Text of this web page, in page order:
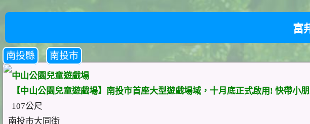
富
南投縣 南投市
中山公園兒童遊戲場
【中山公園兒童遊戲場】南投市首座大型遊戲場域，十月底正式啟用! 快帶小
107公尺
南投市大同街